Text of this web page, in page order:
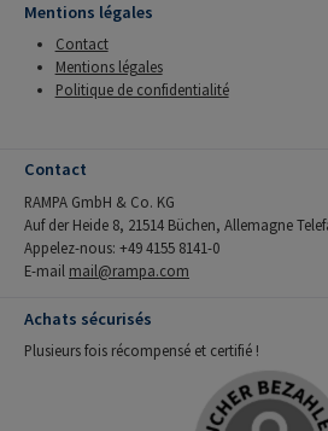
Mentions légales
Contact
Mentions légales
Politique de confidentialité
Contact
RAMPA GmbH & Co. KG
Auf der Heide 8, 21514 Büchen, Allemagne
Appelez-nous: +49 4155 8141-0
E-mail mail@rampa.com
Achats sécurisés
Plusieurs fois récompensé et certifié !